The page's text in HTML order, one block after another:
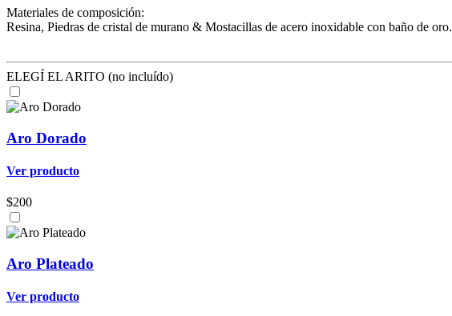
Materiales de composición:
Resina, Piedras de cristal de murano & Mostacillas de acero inoxidable con baño de oro.
ELEGÍ EL ARITO (no incluído)
Aro Dorado
Ver producto
$200
Aro Plateado
Ver producto